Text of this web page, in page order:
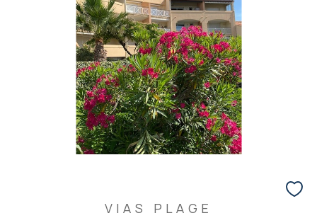
VIAS PLAGE